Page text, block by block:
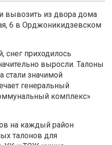
вывозить из двора дома
6 в Орджоникидзевском
снег приходилось
выросли. Талоны
стали значимой
генеральный
комплекс»
на каждый район
талонов для